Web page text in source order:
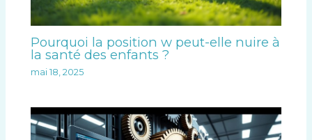
Pourquoi la position w peut-elle nuire à
la santé des enfants ?
mai 18, 2025